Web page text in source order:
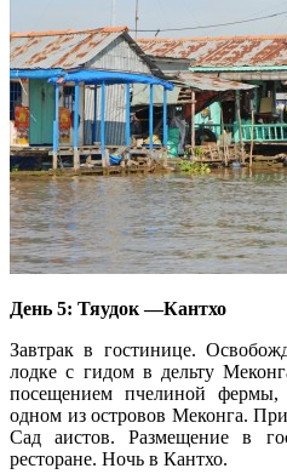
День 5: Тяудок —Кантхо
Завтрак в гостинице.
лодке с гидом в дельту
посещением пчелиной
одном из островов Меконга.
Сад аистов. Размещение в
ресторане. Ночь в Кантхо.